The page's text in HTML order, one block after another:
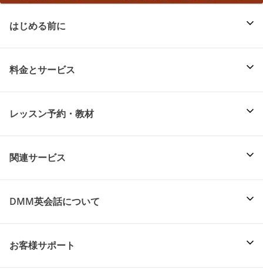
はじめる前に
料金とサービス
レッスン予約・教材
関連サービス
DMM英会話について
お客様サポート